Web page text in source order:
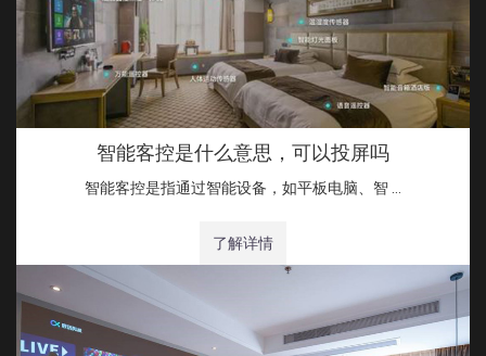
智能客控是什么意思，可以投屏吗
智能客控是指通过智能设备，如平板电脑、智 …
了解详情